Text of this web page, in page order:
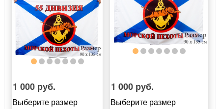
1 000 руб.
Выберите размер
1 000 руб.
Выберите размер